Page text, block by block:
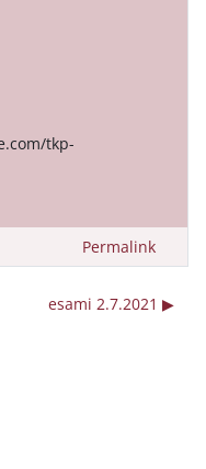
tkp-
Permalink
esami 2.7.2021 ▶︎